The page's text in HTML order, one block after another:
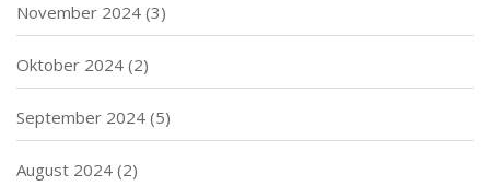
November 2024 (3)
Oktober 2024 (2)
September 2024 (5)
August 2024 (2)